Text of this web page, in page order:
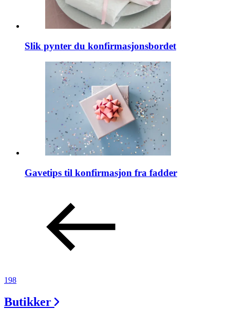
Slik pynter du konfirmasjonsbordet
Gavetips til konfirmasjon fra fadder
198
Butikker